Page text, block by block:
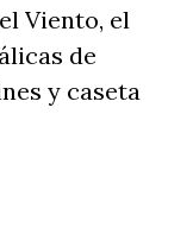
Viento, el
de
y caseta